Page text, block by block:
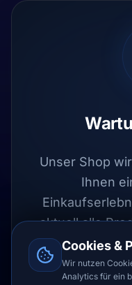
Unser Shop
Ihnen
aktuell alle
Fehler
Cookies &
Wir nutzen
Analytics für ein